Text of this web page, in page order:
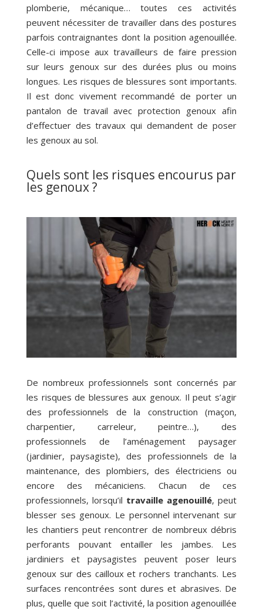
plomberie, mécanique… toutes ces activités
peuvent nécessiter de travailler dans des postures
parfois contraignantes dont la position agenouillée.
Celle-ci impose aux travailleurs de faire pression
sur leurs genoux sur des durées plus ou moins
longues. Les risques de blessures sont importants.
Il est donc vivement recommandé de porter un
pantalon de travail avec protection genoux afin
d’effectuer des travaux qui demandent de poser
les genoux au sol.
Quels sont les risques encourus par
les genoux ?
De nombreux professionnels sont concernés par
les risques de blessures aux genoux. Il peut s’agir
des professionnels de la construction (maçon,
charpentier, carreleur, peintre…), des
professionnels de l’aménagement paysager
(jardinier, paysagiste), des professionnels de la
maintenance, des plombiers, des électriciens ou
encore des mécaniciens. Chacun de ces
professionnels, lorsqu’il travaille agenouillé, peut
blesser ses genoux. Le personnel intervenant sur
les chantiers peut rencontrer de nombreux débris
perforants pouvant entailler les jambes. Les
jardiniers et paysagistes peuvent poser leurs
genoux sur des cailloux et rochers tranchants. Les
surfaces rencontrées sont dures et abrasives. De
plus, quelle que soit l’activité, la position agenouillée